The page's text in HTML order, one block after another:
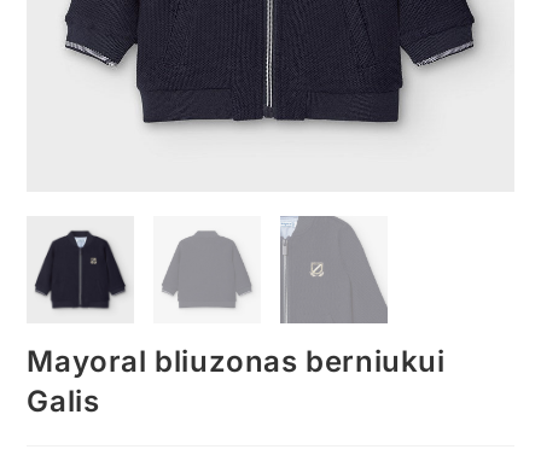
Mayoral bliuzonas berniukui
Galis